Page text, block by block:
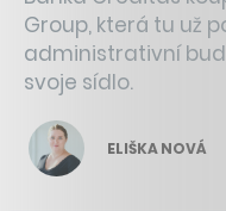
Group, která tu už
administrativní
svoje sídlo.
ELIŠKA NOVÁ